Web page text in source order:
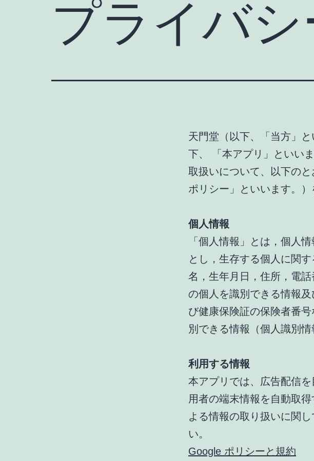
プライバ
天門堂（以下、「当方」
下、 「本アプリ」といい
取扱いについて、以下の
ポリシー」といいます。）
個人情報
「個人情報」とは，個人
とし，生存する個人に関
名，生年月日，住所，電
の個人を識別できる情報
び健康保険証の保険者番
別できる情報（個人識別情
利用する情報
本アプリでは、広告配信
用者の端末情報を自動取
よる情報の取り扱いに関
い。
Google ポリシーと規約